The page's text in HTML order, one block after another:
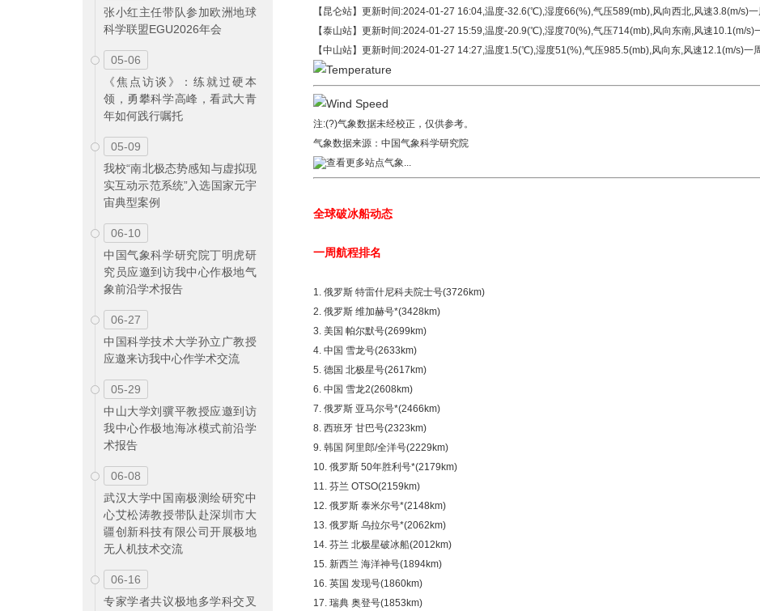
张小红主任带队参加欧洲地球
科学联盟EGU2026年会
05-06
《焦点访谈》：练就过硬本
领，勇攀科学高峰，看武大青
年如何践行嘱托
05-09
我校“南北极态势感知与虚拟现
实互动示范系统”入选国家元宇
宙典型案例
06-10
中国气象科学研究院丁明虎研
究员应邀到访我中心作极地气
象前沿学术报告
06-27
中国科学技术大学孙立广教授
应邀来访我中心作学术交流
05-29
中山大学刘骥平教授应邀到访
我中心作极地海冰模式前沿学
术报告
06-08
武汉大学中国南极测绘研究中
心艾松涛教授带队赴深圳市大
疆创新科技有限公司开展极地
无人机技术交流
06-16
专家学者共议极地多学科交叉
【昆仑站】更新时间:2024-01-27 16:04,温度-32.6(℃),湿度66(%),气压589(mb),风向西北,风速3.8(m/s)
【泰山站】更新时间:2024-01-27 15:59,温度-20.9(℃),湿度70(%),气压714(mb),风向东南,风速10.1(m/
【中山站】更新时间:2024-01-27 14:27,温度1.5(℃),湿度51(%),气压985.5(mb),风向东,风速12.1(m/s)
注:(?)气象数据未经校正，仅供参考。
气象数据来源： 中国气象科学研究院
查看更多站点气象...
全球破冰船动态
一周航程排名
1. 俄罗斯 特雷什尼科夫院士号(3726km)
2. 俄罗斯 维加赫号*(3428km)
3. 美国 帕尔默号(2699km)
4. 中国 雪龙号(2633km)
5. 德国 北极星号(2617km)
6. 中国 雪龙2(2608km)
7. 俄罗斯 亚马尔号*(2466km)
8. 西班牙 甘巴号(2323km)
9. 韩国 阿里郎/全洋号(2229km)
10. 俄罗斯 50年胜利号*(2179km)
11. 芬兰 OTSO(2159km)
12. 俄罗斯 泰米尔号*(2148km)
13. 俄罗斯 乌拉尔号*(2062km)
14. 芬兰 北极星破冰船(2012km)
15. 新西兰 海洋神号(1894km)
16. 英国 发现号(1860km)
17. 瑞典 奥登号(1853km)